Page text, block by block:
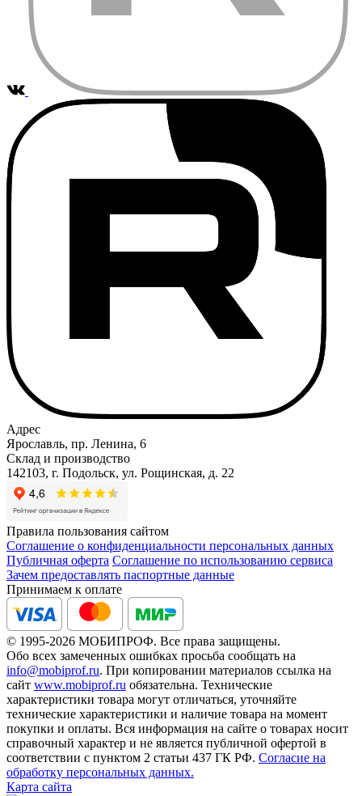
Адрес
Ярославль, пр. Ленина, 6
Склад и производство
142103, г. Подольск, ул. Рощинская, д. 22
Правила пользования сайтом
Соглашение о конфиденциальности персональных данных
Публичная оферта Соглашение по использованию сервиса
Зачем предоставлять паспортные данные
Принимаем к оплате
© 1995-2026 МОБИПРОФ. Все права защищены.
Обо всех замеченных ошибках просьба сообщать на
info@mobiprof.ru. При копировании материалов ссылка на
сайт www.mobiprof.ru обязательна. Технические
характеристики товара могут отличаться, уточняйте
технические характеристики и наличие товара на момент
покупки и оплаты. Вся информация на сайте о товарах носит
справочный характер и не является публичной офертой в
соответствии с пунктом 2 статьи 437 ГК РФ. Согласие на
обработку персональных данных.
Карта сайта